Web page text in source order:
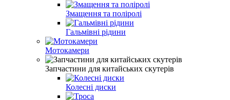
Змащення та поліролі
Гальмівні рідини
Мотокамери
Запчастини для китайських скутерів
Колесні диски